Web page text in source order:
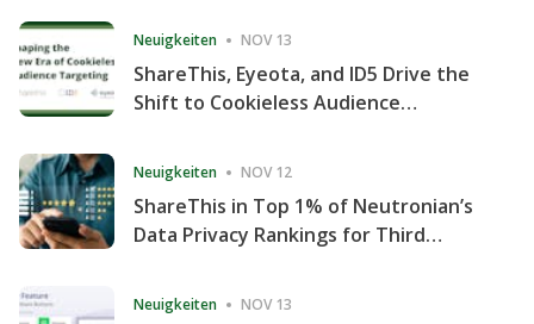
Neuigkeiten NOV 13
ShareThis, Eyeota, and ID5 Drive the
Shift to Cookieless Audience
Neuigkeiten NOV 12
ShareThis in Top 1% of Neutronian’s
Data Privacy Rankings for Third
Neuigkeiten NOV 13